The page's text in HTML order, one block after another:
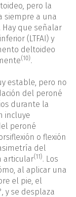
pero la
siempre a una
. Hay que señalar
(LTFAI) y
deltoideo
(10).
estable, pero no
del peroné
durante la
incluye
peroné
o flexión
del
articular(11). Los
al aplicar una
el pie, el
y se desplaza